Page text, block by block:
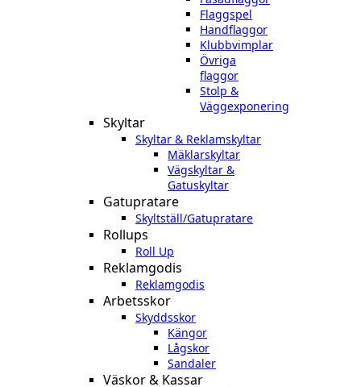
Flaggspel
Handflaggor
Klubbvimplar
Övriga
flaggor
Stolp &
Väggexponering
Skyltar
Skyltar & Reklamskyltar
Mäklarskyltar
Vägskyltar &
Gatuskyltar
Gatupratare
Skyltställ/Gatupratare
Rollups
Roll Up
Reklamgodis
Reklamgodis
Arbetsskor
Skyddsskor
Kängor
Lågskor
Sandaler
Väskor & Kassar